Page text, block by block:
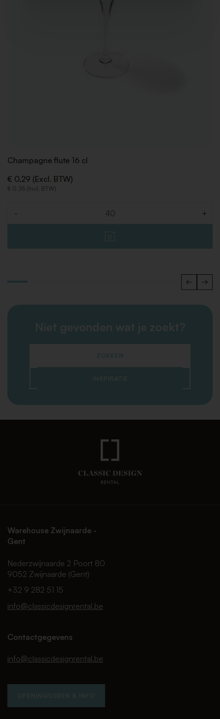
Champagne flute 16 cl
€ 0,29 (Excl. BTW)
€ 0,35 (Incl. BTW)
- +
Niet gevonden wat je zoekt?
ZOEKEN
INSPIRATIE
Warehouse Zwijnaarde -
Gent
Nederzwijnaarde 2 Poort 80
9052 Zwijnaarde (Gent)
+32 9 282 51 15
info@classicdesignrental.be
Contactgegevens
info@classicdesignrental.be
OPENINGSUREN & INFO